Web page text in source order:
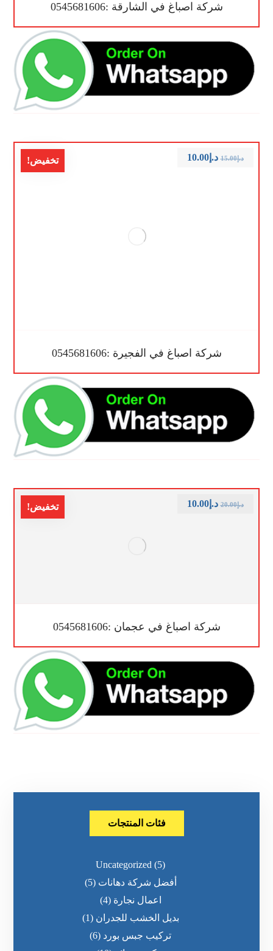
شركة اصباغ في الشارقة :0545681606
تخفيض!
شركة اصباغ في الفجيرة :0545681606
د.إ15.00 د.إ10.00
تخفيض!
شركة اصباغ في عجمان :0545681606
د.إ20.00 د.إ10.00
فئات المنتجات
Uncategorized (5)
أفضل شركة دهانات (5)
اعمال نجارة (4)
بديل الخشب للجدران (1)
تركيب جبس بورد (6)